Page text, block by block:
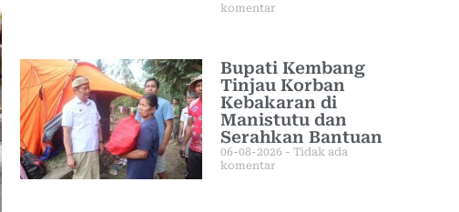
komentar
Bupati Kembang
Tinjau Korban
Kebakaran di
Manistutu dan
Serahkan Bantuan
06-08-2026
Tidak ada
komentar